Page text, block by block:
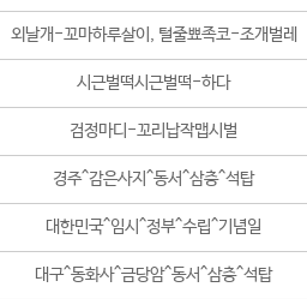
외날개-꼬마하루살이, 털줄뾰족코-조개벌레
시근벌떡시근벌떡-하다
검정마디-꼬리납작맵시벌
경주^감은사지^동서^삼층^석탑
대한민국^임시^정부^수립^기념일
대구^동화사^금당암^동서^삼층^석탑